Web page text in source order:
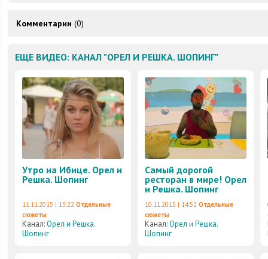
Комментарии (0)
ЕЩЕ ВИДЕО: КАНАЛ "ОРЕЛ И РЕШКА. ШОПИНГ"
Утро на Ибице. Орел и
Решка. Шопинг
11.11.2015 | 13:22 Отдельные
сюжеты
Канал:Орел и Решка.
Шопинг
Самый дорогой
ресторан в мире! Орел
и Решка. Шопинг
10.11.2015 | 14:52 Отдельные
сюжеты
Канал:Орел и Решка.
Шопинг